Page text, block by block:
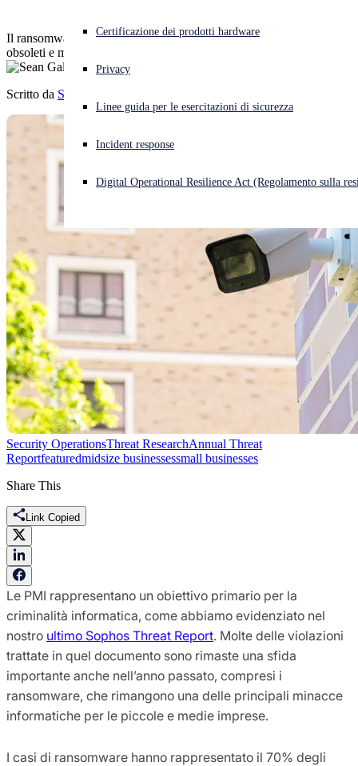
Cyberattacco in corso? Ottieni assistenza immediata
Accedi
Open search
Open language switcher
Certificazione dei prodotti hardware
Privacy
Linee guida per le esercitazioni di sicurezza
Incident response
Digital Operational Resilience Act (Regolamento sulla
Il ransomware resta la minaccia più rilevante, ma i dispositivi di rete
obsoleti e mal configurati ne semplificano la diffusione
Scritto da Sean Gallagher
Security OperationsThreat ResearchAnnual Threat
Reportfeaturedmidsize businessessmall businesses
Share This
Link Copied
Le PMI rappresentano un obiettivo primario per la
criminalità informatica, come abbiamo evidenziato nel
nostro ultimo Sophos Threat Report. Molte delle violazioni
trattate in quel documento sono rimaste una sfida
importante anche nell’anno passato, compresi i
ransomware, che rimangono una delle principali minacce
informatiche per le piccole e medie imprese.
I casi di ransomware hanno rappresentato il 70% degli